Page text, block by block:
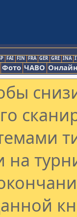
FAI FIN FRA GER GRE INA
Фото ЧАВО
на